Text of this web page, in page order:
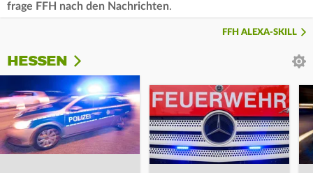
frage FFH nach den Nachrichten.
FFH ALEXA-SKILL
HESSEN